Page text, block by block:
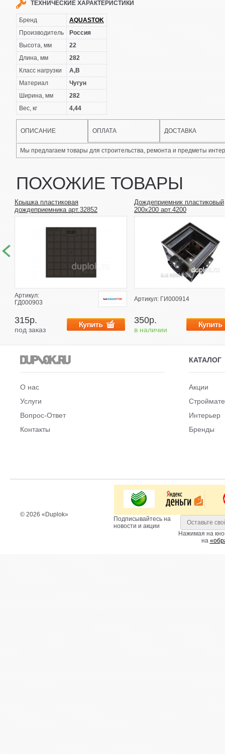
ТЕХНИЧЕСКИЕ ХАРАКТЕРИСТИКИ
Бренд
AQUASTOK
Производитель
Россия
Высота, мм
22
Длина, мм
282
Класс нагрузки
А,В
Материал
Чугун
Ширина, мм
282
Вес, кг
4,44
ОПИСАНИЕ ОПЛАТА ДОСТАВКА
Мы предлагаем товары для строительства, ремонта и предметы
ПОХОЖИЕ ТОВАРЫ
Крышка пластиковая
дождеприемника арт.32852
Артикул:
ГД000903
315р.
под заказ
Дождеприемник пластиковый
200х200 арт.4200
Артикул: ГИ000914
350р.
в наличии
КАТАЛОГ
О нас
Услуги
Вопрос-Ответ
Контакты
Акции
Интерьер
Бренды
© 2026 «Duplok»
Подписывайтесь на
новости и акции
Нажимая на
на